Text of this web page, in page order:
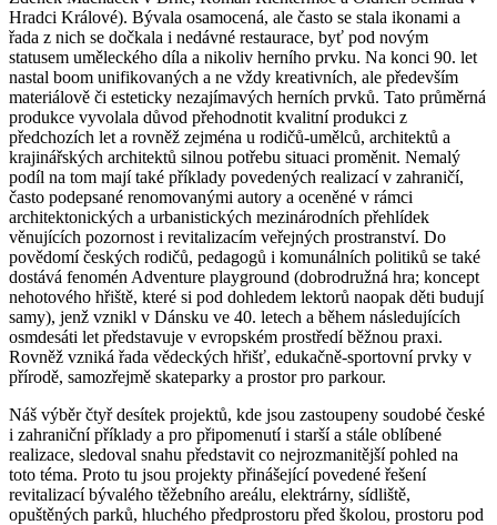
Hradci Králové). Bývala osamocená, ale často se stala ikonami a
řada z nich se dočkala i nedávné restaurace, byť pod novým
statusem uměleckého díla a nikoliv herního prvku. Na konci 90. let
nastal boom unifikovaných a ne vždy kreativních, ale především
materiálově či esteticky nezajímavých herních prvků. Tato průměrná
produkce vyvolala důvod přehodnotit kvalitní produkci z
předchozích let a rovněž zejména u rodičů-umělců, architektů a
krajinářských architektů silnou potřebu situaci proměnit. Nemalý
podíl na tom mají také příklady povedených realizací v zahraničí,
často podepsané renomovanými autory a oceněné v rámci
architektonických a urbanistických mezinárodních přehlídek
věnujících pozornost i revitalizacím veřejných prostranství. Do
povědomí českých rodičů, pedagogů i komunálních politiků se také
dostává fenomén Adventure playground (dobrodružná hra; koncept
nehotového hřiště, které si pod dohledem lektorů naopak děti budují
samy), jenž vznikl v Dánsku ve 40. letech a během následujících
osmdesáti let představuje v evropském prostředí běžnou praxi.
Rovněž vzniká řada vědeckých hřišť, edukačně-sportovní prvky v
přírodě, samozřejmě skateparky a prostor pro parkour.
Náš výběr čtyř desítek projektů, kde jsou zastoupeny soudobé české
i zahraniční příklady a pro připomenutí i starší a stále oblíbené
realizace, sledoval snahu představit co nejrozmanitější pohled na
toto téma. Proto tu jsou projekty přinášející povedené řešení
revitalizací bývalého těžebního areálu, elektrárny, sídliště,
opuštěných parků, hluchého předprostoru před školou, prostoru pod